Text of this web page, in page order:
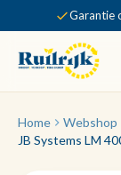
Garantie
Home Webshop
JB Systems LM